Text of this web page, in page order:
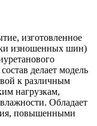
изготовленное
изношенных шин)
делает модель
к различным
нагрузкам,
Обладает
повышенными